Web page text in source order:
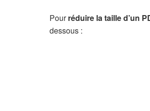
Pourréduire la taille d’un
dessous :